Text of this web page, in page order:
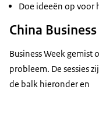
Doe ideeën op voor
China
Business Week gemist
probleem. De sessies
de balk hieronder en